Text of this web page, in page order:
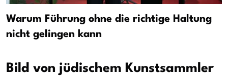
Warum Führung ohne die richtige Haltung
nicht gelingen kann
Bild von jüdischem Kunstsammler